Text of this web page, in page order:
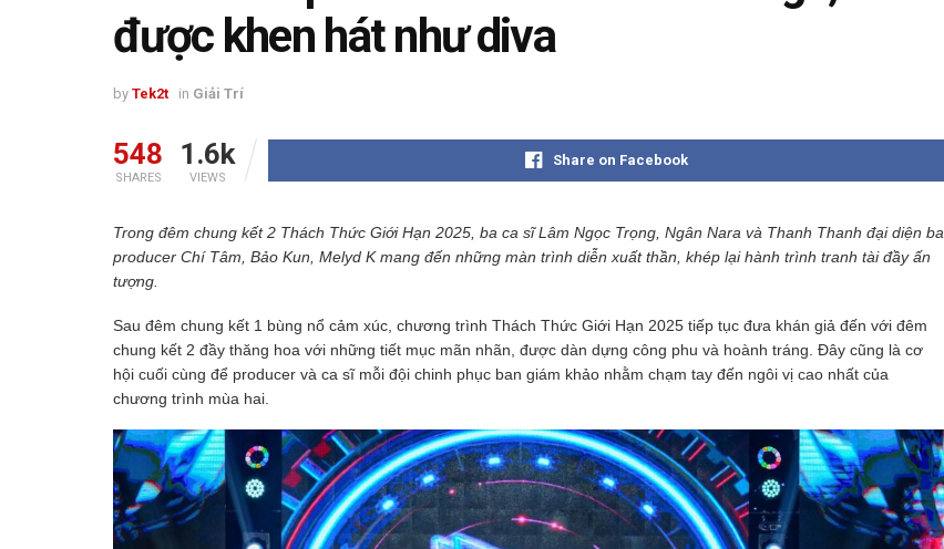
được khen hát như diva
by Tek2t in Giải Trí
548
SHARES
1.6k
VIEWS
Share on Facebook
Trong đêm chung kết 2 Thách Thức Giới Hạn 2025, ba ca sĩ Lâm Ngọc Trọng, Ngân Nara và Thanh Thanh đại diện ba
producer Chí Tâm, Bảo Kun, Melyd K mang đến những màn trình diễn xuất thần, khép lại hành trình tranh tài đầy ấn
tượng.
Sau đêm chung kết 1 bùng nổ cảm xúc, chương trình Thách Thức Giới Hạn 2025 tiếp tục đưa khán giả đến với đêm
chung kết 2 đầy thăng hoa với những tiết mục mãn nhãn, được dàn dựng công phu và hoành tráng. Đây cũng là cơ
hội cuối cùng để producer và ca sĩ mỗi đội chinh phục ban giám khảo nhằm chạm tay đến ngôi vị cao nhất của
chương trình mùa hai.